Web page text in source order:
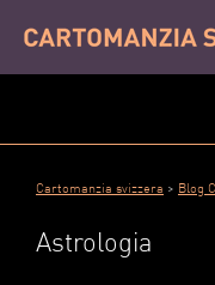
Cartomanzia svizzera > Blog
Astrologia